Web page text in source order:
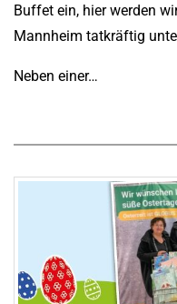
Buffet ein, hier werden
Mannheim tatkräftig
Neben einer…